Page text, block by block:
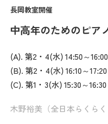
長岡教室開催
中高年のためのピア
(A). 第2・4(水) 14:50～16:00
(B). 第2・4(水) 16:10～17:20
(C). 第1・3(水) 15:30～16:30